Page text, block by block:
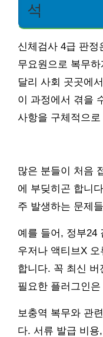
석
신체검사 4급 판정
무요원으로 복무
달리 사회 곳곳에
이 과정에서 겪을
사항을 구체적으
많은 분들이 처음
에 부딪히곤 합니
주 발생하는 문제
예를 들어, 정부24
우저나 액티브X
합니다. 꼭 최신
필요한 플러그인
보충역 복무와 관
다. 서류 발급 비